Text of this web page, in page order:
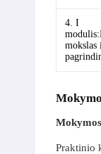
4. I
mokslas
Praktinio